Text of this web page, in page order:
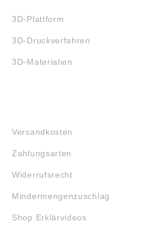
3D-Plattform
3D-Druckverfahren
3D-Materialien
Versandkosten
Zahlungsarten
Widerrufsrecht
Mindermengenzuschlag
Shop Erklärvideos